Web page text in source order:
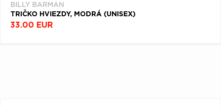
BILLY BARMAN
TRIČKO HVIEZDY, MODRÁ (UNISEX)
33.00 EUR